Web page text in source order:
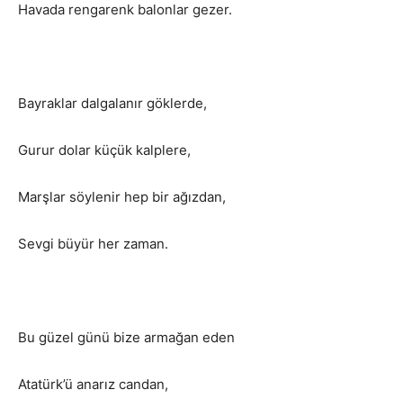
Havada rengarenk balonlar gezer.
Bayraklar dalgalanır göklerde,
Gurur dolar küçük kalplere,
Marşlar söylenir hep bir ağızdan,
Sevgi büyür her zaman.
Bu güzel günü bize armağan eden
Atatürk’ü anarız candan,